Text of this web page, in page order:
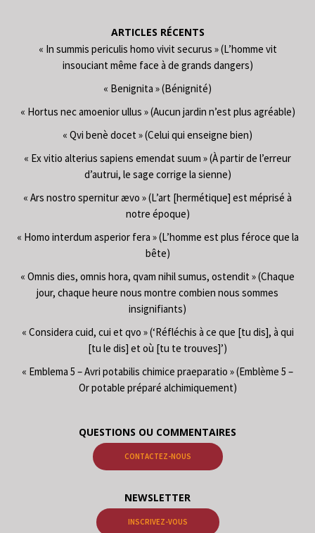
ARTICLES RÉCENTS
« In summis periculis homo vivit securus » (L’homme vit
insouciant même face à de grands dangers)
« Benignita » (Bénignité)
« Hortus nec amoenior ullus » (Aucun jardin n’est plus agréable)
« Qvi benè docet » (Celui qui enseigne bien)
« Ex vitio alterius sapiens emendat suum » (À partir de l’erreur
d’autrui, le sage corrige la sienne)
« Ars nostro spernitur ævo » (L’art [hermétique] est méprisé à
notre époque)
« Homo interdum asperior fera » (L’homme est plus féroce que la
bête)
« Omnis dies, omnis hora, qvam nihil sumus, ostendit » (Chaque
jour, chaque heure nous montre combien nous sommes
insignifiants)
« Considera cuid, cui et qvo » (‘Réfléchis à ce que [tu dis], à qui
[tu le dis] et où [tu te trouves]’)
« Emblema 5 – Avri potabilis chimice praeparatio » (Emblème 5 –
Or potable préparé alchimiquement)
QUESTIONS OU COMMENTAIRES
CONTACTEZ-NOUS
NEWSLETTER
INSCRIVEZ-VOUS